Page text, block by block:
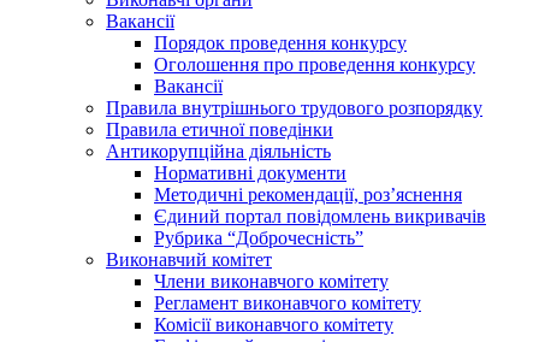
Вакансії
Порядок проведення конкурсу
Оголошення про проведення конкурсу
Вакансії
Правила внутрішнього трудового розпорядку
Правила етичної поведінки
Антикорупційна діяльність
Нормативні документи
Методичні рекомендації, роз’яснення
Єдиний портал повідомлень викривачів
Рубрика “Доброчесність”
Виконавчий комітет
Члени виконавчого комітету
Регламент виконавчого комітету
Комісії виконавчого комітету